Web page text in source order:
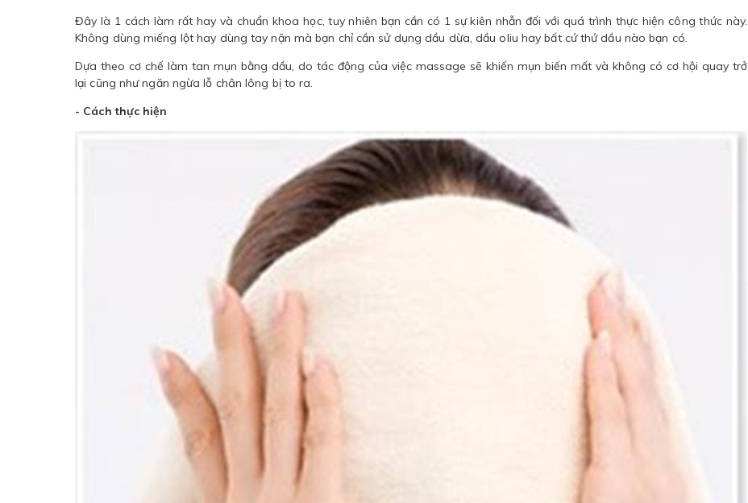
Đây là 1 cách làm rất hay và chuẩn khoa học, tuy nhiên bạn cần có 1 sự kiên nhẫn đối với quá trình thực hiện công thức này.
Không dùng miếng lột hay dùng tay nặn mà bạn chỉ cần sử dụng dầu dừa, dầu oliu hay bất cứ thứ dầu nào bạn có.
Dựa theo cơ chế làm tan mụn bằng dầu, do tác động của việc massage sẽ khiến mụn biến mất và không có cơ hội quay trở
lại cũng như ngăn ngừa lỗ chân lông bị to ra.
- Cách thực hiện